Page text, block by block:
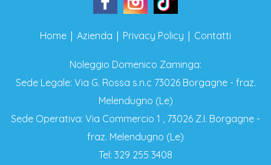
Home | Azienda | Privacy Policy | Contatti
Noleggio Domenico Zaminga:
Sede Legale: Via G. Rossa s.n.c 73026 Borgagne - fraz.
Melendugno (Le)
Sede Operativa: Via Commercio 1 , 73026 Z.I. Borgagne -
fraz. Melendugno (Le)
Tel: 329 255 3408